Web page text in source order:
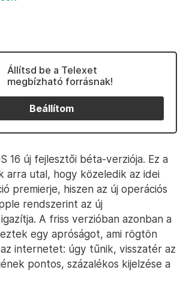
Állítsd be a Telexet
megbízható forrásnak!
Beállítom
16 új fejlesztői béta-verziója. Ez a
arra utal, hogy közeledik az idei
premierje, hiszen az új operációs
rendszerint az új
A friss verzióban azonban a
egy apróságot, ami rögtön
internetet: úgy tűnik, visszatér az
pontos, százalékos kijelzése a